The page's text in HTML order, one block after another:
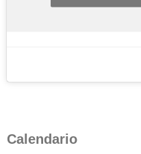
Calendario